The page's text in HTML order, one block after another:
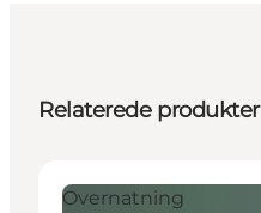
Relaterede produkter
Overnatning